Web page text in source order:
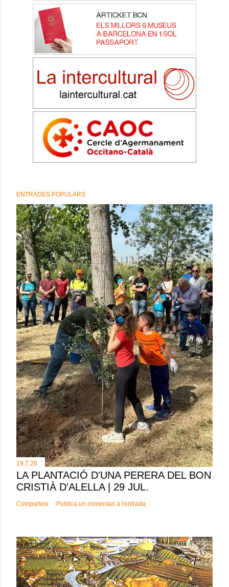
ENTRADES POPULARS
19.7.26
LA PLANTACIÓ D'UNA PERERA DEL BON
CRISTIÀ D'ALELLA | 29 JUL.
Comparteix Publica un comentari a l'entrada